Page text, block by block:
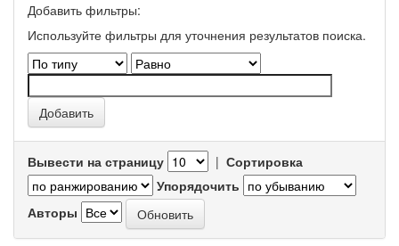
Добавить фильтры:
Используйте фильтры для уточнения результатов поиска.
Вывести на страницу | Сортировка
Упорядочить
Авторы